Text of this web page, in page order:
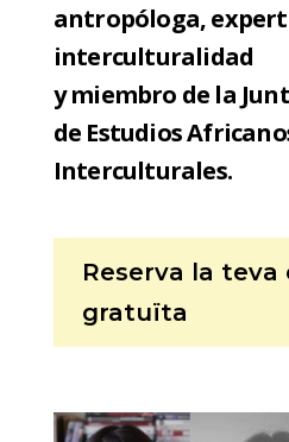
antropóloga,
interculturalidad
y miembro de la
de Estudios
Interculturales.
Reserva la teva
gratuïta